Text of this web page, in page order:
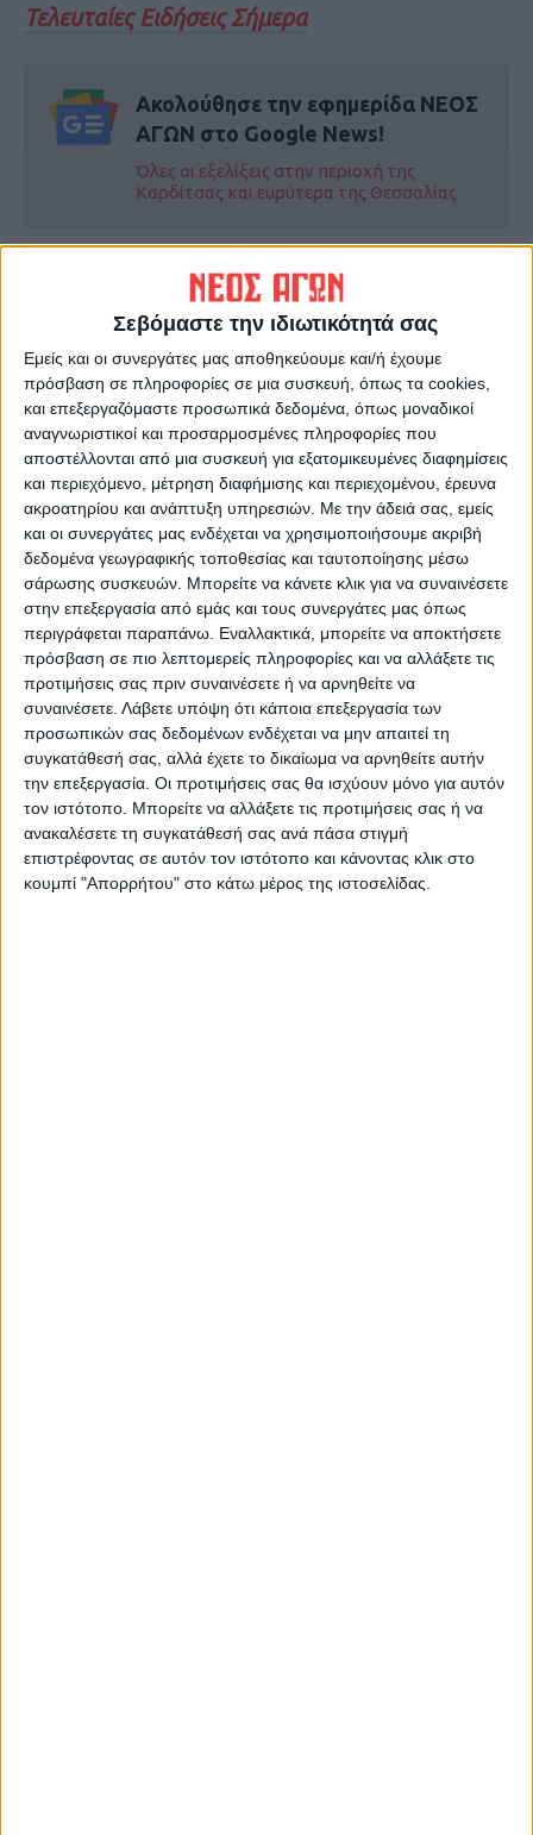
Σεβόμαστε την ιδιωτικότητά σας
Εμείς και οι συνεργάτες μας αποθηκεύουμε και/ή έχουμε
πρόσβαση σε πληροφορίες σε μια συσκευή, όπως τα cookies,
και επεξεργαζόμαστε προσωπικά δεδομένα, όπως μοναδικοί
αναγνωριστικοί και προσαρμοσμένες πληροφορίες που
αποστέλλονται από μια συσκευή για εξατομικευμένες διαφημίσεις
και περιεχόμενο, μέτρηση διαφήμισης και περιεχομένου, έρευνα
ακροατηρίου και ανάπτυξη υπηρεσιών. Με την άδειά σας, εμείς
και οι συνεργάτες μας ενδέχεται να χρησιμοποιήσουμε ακριβή
δεδομένα γεωγραφικής τοποθεσίας και ταυτοποίησης μέσω
σάρωσης συσκευών. Μπορείτε να κάνετε κλικ για να συναινέσετε
στην επεξεργασία από εμάς και τους συνεργάτες μας όπως
περιγράφεται παραπάνω. Εναλλακτικά, μπορείτε να αποκτήσετε
πρόσβαση σε πιο λεπτομερείς πληροφορίες και να αλλάξετε τις
προτιμήσεις σας πριν συναινέσετε ή να αρνηθείτε να
συναινέσετε. Λάβετε υπόψη ότι κάποια επεξεργασία των
προσωπικών σας δεδομένων ενδέχεται να μην απαιτεί τη
συγκατάθεσή σας, αλλά έχετε το δικαίωμα να αρνηθείτε αυτήν
την επεξεργασία. Οι προτιμήσεις σας θα ισχύουν μόνο για αυτόν
τον ιστότοπο. Μπορείτε να αλλάξετε τις προτιμήσεις σας ή να
ανακαλέσετε τη συγκατάθεσή σας ανά πάσα στιγμή
επιστρέφοντας σε αυτόν τον ιστότοπο και κάνοντας κλικ στο
κουμπί "Απορρήτου" στο κάτω μέρος της ιστοσελίδας.
Τελευταίες Ειδήσεις Σήμερα
Ακολούθησε την εφημερίδα ΝΕΟΣ
ΑΓΩΝ στο Google News!
Όλες οι εξελίξεις στην περιοχή της
Καρδίτσας και ευρύτερα της Θεσσαλίας
ΠΡΟΗΓΟΥΜΕΝΟ ΑΡΘΡΟ
Ασθενής χιονόπτωση στα
ορεινά του Ν. Καρδίτσας
Θλίψη στη Λάρισα: “Eφυγε” η
Λίτσα Γκολφινοπούλου, μια
Λαρισαία, που τίμησε την
πόλη
ΝΕΟΣ ΑΓΩΝ
https://neosagon.gr
Η Αρχαιότερη Καθημερινή Πρωινή Εφημερίδα της Καρδίτσας
ΠΑΡΟΜΟΙΑ ΑΡΘΡΑ